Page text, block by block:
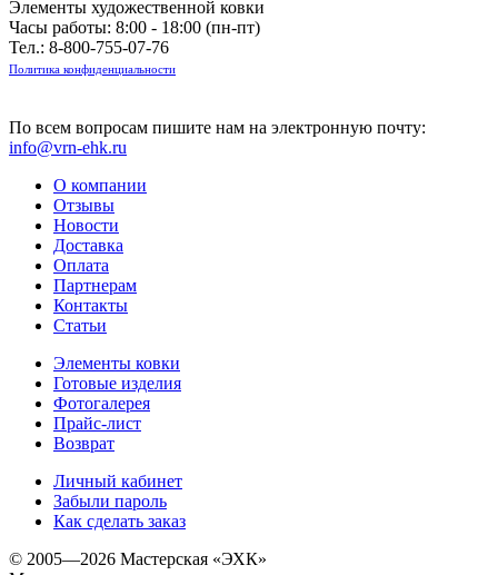
Элементы художественной ковки
Часы работы: 8:00 - 18:00 (пн-пт)
Тел.: 8-800-755-07-76
Политика конфиденциальности
По всем вопросам пишите нам на электронную почту:
info@vrn-ehk.ru
О компании
Отзывы
Новости
Доставка
Оплата
Партнерам
Контакты
Статьи
Элементы ковки
Готовые изделия
Фотогалерея
Прайс-лист
Возврат
Личный кабинет
Забыли пароль
Как сделать заказ
© 2005—2026 Мастерская «ЭХК»